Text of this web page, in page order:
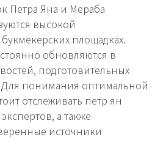
Петра Яна и Мераба
высокой
площадках.
обновляются в
подготовительных
понимания оптимальной
отслеживать петр ян
а также
источники